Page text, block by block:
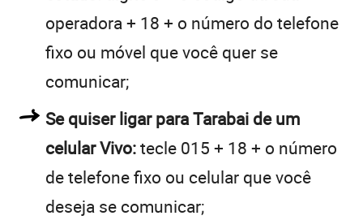
operadora + 18 + o número do telefone
fixo ou móvel que você quer se
comunicar;
Se quiser ligar para Tarabai de um
celular Vivo:tecle 015 + 18 + o número
de telefone fixo ou celular que você
deseja se comunicar;